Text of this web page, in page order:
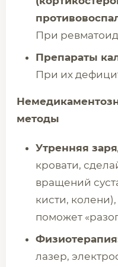
При
Препараты
При их
методы
Утренняя
кровати,
вращений
кисти,
поможет
лазер,